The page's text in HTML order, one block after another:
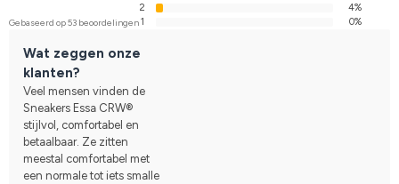
Gebaseerd op 53 beoordelingen
2
4%
1
0%
Wat zeggen onze
klanten?
Veel mensen vinden de
Sneakers Essa CRW®
stijlvol, comfortabel en
betaalbaar. Ze zitten
meestal comfortabel met
een normale tot iets smalle